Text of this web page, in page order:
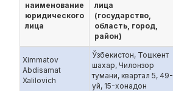
наименование
юридического
лица
лица
(государство,
область, город,
район)
Ximmatov
Abdisamat
Xalilovich
Ўзбекистон, Тошкент
шахар, Чилонзор
тумани, квартал 5, 49-
уй, 15-хонадон